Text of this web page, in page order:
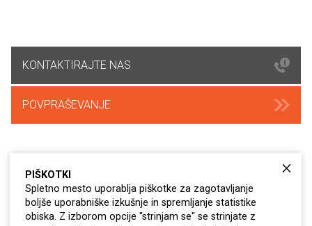
KONTAKTIRAJTE NAS
POVPRAŠEVANJE
Servis varilne opreme
V podjetju imamo izobražen in izkušen kader
na področju servisa varilne opreme.
PIŠKOTKI
Spletno mesto uporablja piškotke za zagotavljanje
boljše uporabniške izkušnje in spremljanje statistike
obiska. Z izborom opcije "strinjam se" se strinjate z